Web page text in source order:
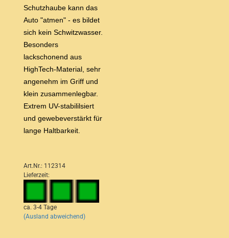
Schutzhaube kann das
Auto "atmen" - es bildet
sich kein Schwitzwasser.
Besonders
lackschonend aus
HighTech-Material, sehr
angenehm im Griff und
klein zusammenlegbar.
Extrem UV-stabililsiert
und gewebeverstärkt für
lange Haltbarkeit.
Art.Nr.: 112314
Lieferzeit:
ca. 3-4 Tage
(Ausland abweichend)